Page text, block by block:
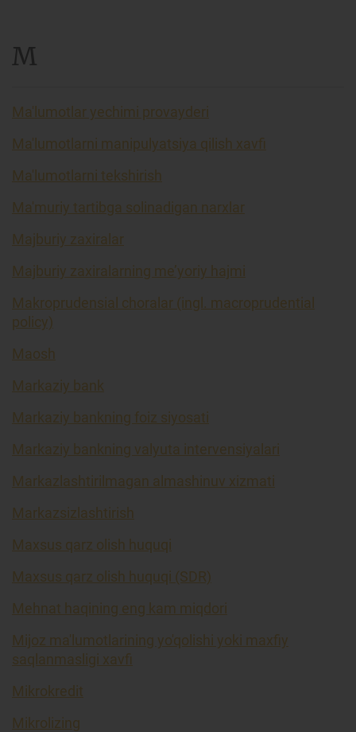
M
Ma'lumotlar yechimi provayderi
Ma'lumotlarni manipulyatsiya qilish xavfi
Ma'lumotlarni tekshirish
Ma'muriy tartibga solinadigan narxlar
Majburiy zaxiralar
Majburiy zaxiralarning me’yoriy hajmi
Makroprudensial choralar (ingl. macroprudential
policy)
Maosh
Markaziy bank
Markaziy bankning foiz siyosati
Markaziy bankning valyuta intervensiyalari
Markazlashtirilmagan almashinuv xizmati
Markazsizlashtirish
Maxsus qarz olish huquqi
Maxsus qarz olish huquqi (SDR)
Mehnat haqining eng kam miqdori
Mijoz ma'lumotlarining yo'qolishi yoki maxfiy
saqlanmasligi xavfi
Mikrokredit
Mikrolizing